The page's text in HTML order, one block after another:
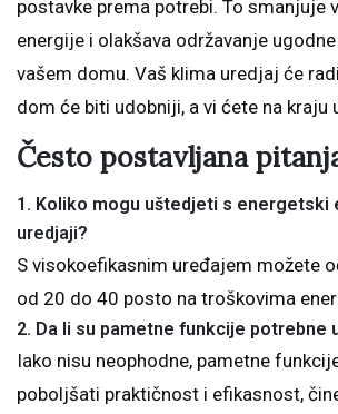
postavke prema potrebi. To smanjuje
energije i olakšava održavanje
vašem domu. Vaš klima uredjaj će
dom će biti udobniji, a vi ćete na kraju
Često postavljana
1. Koliko mogu uštedjeti s energetski
uredjaji?
S visokoefikasnim uređajem možete
od 20 do 40 posto na troškovima
2. Da li su pametne funkcije potrebne
Iako nisu neophodne, pametne
poboljšati praktičnost i efikasnost,